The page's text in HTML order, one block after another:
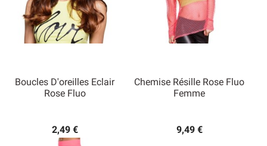
Boucles D'oreilles Eclair
Rose Fluo
2,49 €
Chemise Résille Rose Fluo
Femme
9,49 €